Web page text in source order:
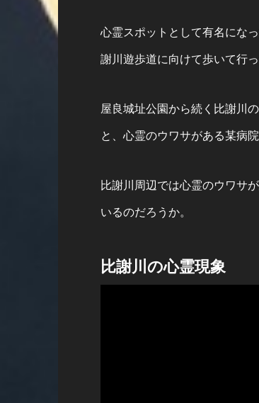
心霊スポットとして有名にな
謝川遊歩道に向けて歩いて行っ
屋良城址公園から続く比謝川
と、心霊のウワサがある某病
比謝川周辺では心霊のウワサ
いるのだろうか。
比謝川の心霊現象